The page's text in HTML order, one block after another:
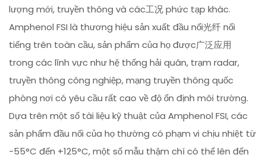
lượng mới, truyền thông và các工况 phức tạp khác.
Amphenol FSI là thương hiệu sản xuất đầu nối光纤 nổi
tiếng trên toàn cầu, sản phẩm của họ được广泛应用
trong các lĩnh vực như hệ thống hải quân, trạm radar,
truyền thông công nghiệp, mạng truyền thông quốc
phòng nơi có yêu cầu rất cao về độ ổn định môi trường.
Dựa trên một số tài liệu kỹ thuật của Amphenol FSI, các
sản phẩm đầu nối của họ thường có phạm vi chịu nhiệt từ
-55°C đến +125°C, một số mẫu thậm chí có thể lên đến